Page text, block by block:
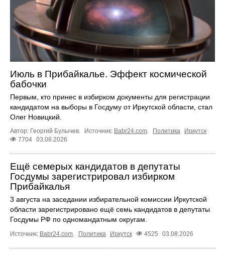
Июль в Прибайкалье. Эффект космической
бабочки
Первым, кто принес в избирком документы для регистрации
кандидатом на выборы в Госдуму от Иркутской области, стал
Олег Новицкий.
Автор: Георгий Булычев. Источник: Babr24.com Политика
Иркутск
7704 03.08.2026
Ещё семерых кандидатов в депутаты
Госдумы зарегистрировал избирком
Прибайкалья
3 августа на заседании избирательной комиссии Иркутской
области зарегистрировано ещё семь кандидатов в депутаты
Госдумы РФ по одномандатным округам.
Источник: Babr24.com Политика Иркутск 4525 03.08.2026